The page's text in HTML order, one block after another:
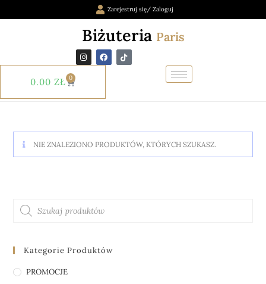
Zarejestruj się/ Zaloguj
Biżuteria Paris
0.00 ZŁ 0
NIE ZNALEZIONO PRODUKTÓW, KTÓRYCH SZUKASZ.
Kategorie Produktów
PROMOCJE